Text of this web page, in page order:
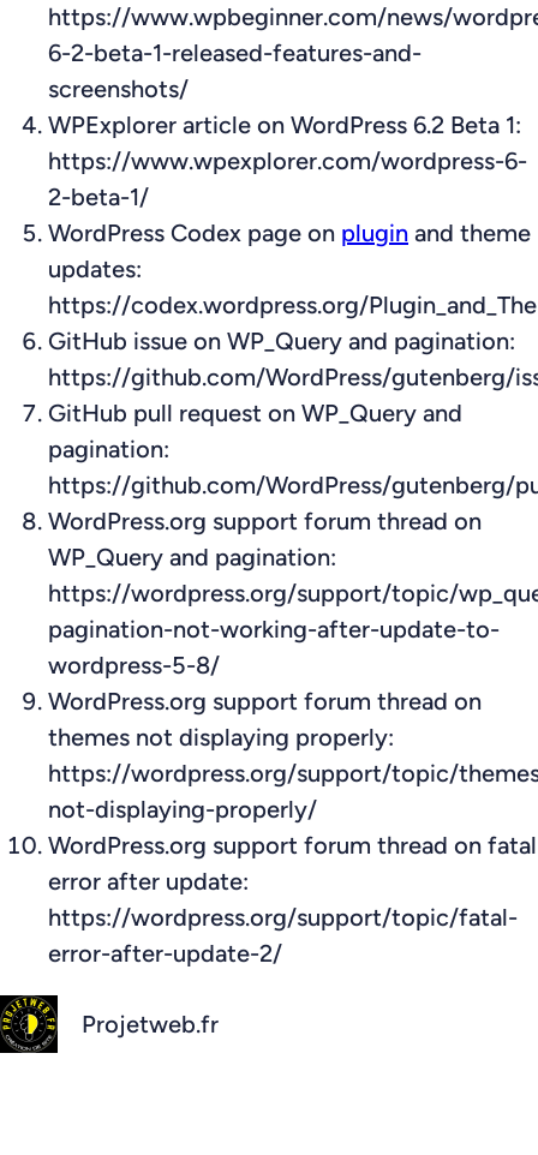
https://www.wpbeginner.com/news/
6-2-beta-1-released-features-and-
screenshots/
WPExplorer article on WordPress 6.2 Beta 1:
https://www.wpexplorer.com/wordpress-6-
2-beta-1/
WordPress Codex page on plugin and theme
updates:
https://codex.wordpress.org/
GitHub issue on WP_Query and pagination:
https://github.com/WordPress/gutenberg/
GitHub pull request on WP_Query and
pagination:
https://github.com/WordPress/gutenberg/
WordPress.org support forum thread on
WP_Query and pagination:
https://wordpress.org/support/topic/
pagination-not-working-after-update-to-
wordpress-5-8/
WordPress.org support forum thread on
themes not displaying properly:
https://wordpress.org/support/topic/
not-displaying-properly/
WordPress.org support forum thread on fatal
error after update:
https://wordpress.org/support/topic/fatal-
error-after-update-2/
Projetweb.fr